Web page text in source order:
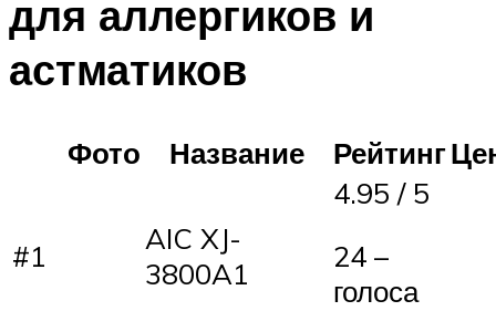
для аллергиков и
астматиков
Фото Название Рейтинг
#1
AIC XJ-
3800A1
4.95 / 5
24 –
голоса